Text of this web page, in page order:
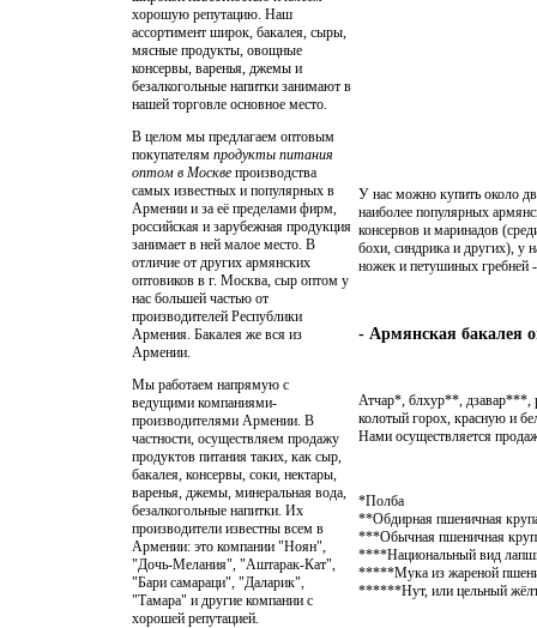
хорошую репутацию. Наш
ассортимент широк, бакалея, сыры,
мясные продукты, овощные
консервы, варенья, джемы и
безалкогольные напитки занимают в
нашей торговле основное место.
В целом мы предлагаем оптовым
покупателям продукты питания
оптом в Москвепроизводства
самых известных и популярных в
Армении и за её пределами фирм,
российская и зарубежная продукция
занимает в ней малое место. В
отличие от других армянских
оптовиков в г. Москва, сыр оптом у
нас большей частью от
производителей Республики
Армения. Бакалея же вся из
Армении.
Мы работаем напрямую с
ведущими компаниями-
производителями Армении. В
частности, осуществляем продажу
продуктов питания таких, как сыр,
бакалея, консервы, соки, нектары,
варенья, джемы, минеральная вода,
безалкогольные напитки. Их
производители известны всем в
Армении: это компании "Ноян",
"Дочь-Мелания", "Аштарак-Кат",
"Бари самараци", "Даларик",
"Тамара" и другие компании с
хорошей репутацией.
У нас можно купить около
наиболее популярных
консервов и маринадов
бохи, синдрика и других), у
ножек и петушиных
- Армянская бакалея
Атчар*, блхур**,
колотый горох, красную и
Нами осуществляется
*Полба
**Обдирная пшеничная
***Обычная пшеничная
****Национальный вид
*****Мука из жареной
******Нут, или цельный